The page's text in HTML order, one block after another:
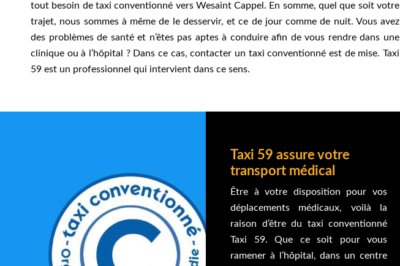
tout besoin de taxi conventionné vers Wesaint Cappel. En somme, quel que soit votre
trajet, nous sommes à même de le desservir, et ce de jour comme de nuit. Vous avez
des problèmes de santé et n’êtes pas aptes à conduire afin de vous rendre dans une
clinique ou à l’hôpital ? Dans ce cas, contacter un taxi conventionné est de mise. Taxi
59 est un professionnel qui intervient dans ce sens.
Taxi 59 assure votre
transport médical
Être à votre disposition pour vos
déplacements médicaux, voilà la
raison d’être du taxi conventionné
Taxi 59. Que ce soit pour vous
ramener à l’hôpital, dans un centre